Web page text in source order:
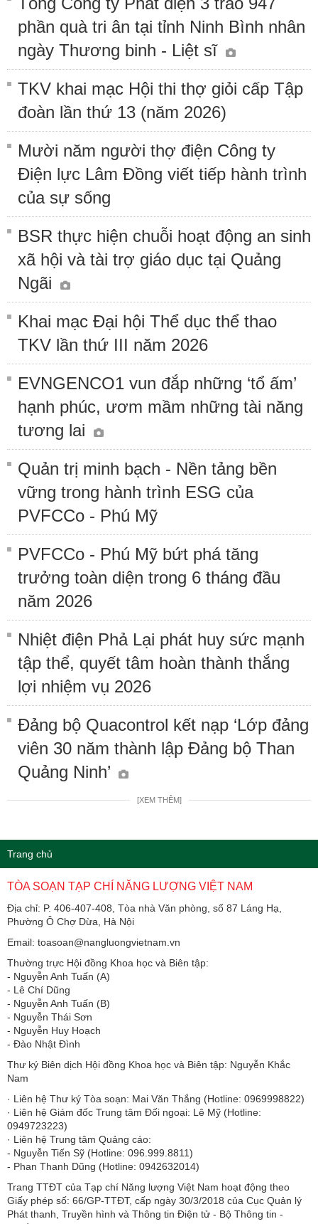
phần quà tri ân tại tỉnh Ninh Bình nhân
ngày Thương binh - Liệt sĩ
TKV khai mạc Hội thi thợ giỏi cấp Tập
đoàn lần thứ 13 (năm 2026)
Mười năm người thợ điện Công ty
Điện lực Lâm Đồng viết tiếp hành trình
của sự sống
BSR thực hiện chuỗi hoạt động an sinh
xã hội và tài trợ giáo dục tại Quảng
Ngãi
Khai mạc Đại hội Thể dục thể thao
TKV lần thứ III năm 2026
EVNGENCO1 vun đắp những ‘tổ ấm’
hạnh phúc, ươm mầm những tài năng
tương lai
Quản trị minh bạch - Nền tảng bền
vững trong hành trình ESG của
PVFCCo - Phú Mỹ
PVFCCo - Phú Mỹ bứt phá tăng
trưởng toàn diện trong 6 tháng đầu
năm 2026
Nhiệt điện Phả Lại phát huy sức mạnh
tập thể, quyết tâm hoàn thành thắng
lợi nhiệm vụ 2026
Đảng bộ Quacontrol kết nạp ‘Lớp đảng
viên 30 năm thành lập Đảng bộ Than
Quảng Ninh’
[XEM THÊM]
Trang chủ
TÒA SOẠN TẠP CHÍ NĂNG LƯỢNG VIỆT NAM
Địa chỉ: P. 406-407-408, Tòa nhà Văn phòng, số 87 Láng Hạ,
Phường Ô Chợ Dừa, Hà Nội
Email: toasoan@nangluongvietnam.vn
Thường trực Hội đồng Khoa học và Biên tập:
​​​​​​- Nguyễn Anh Tuấn (A)
- Lê Chí Dũng
- Nguyễn Anh Tuấn (B)
- Nguyễn Thái Sơn
- Nguyễn Huy Hoạch
- Đào Nhật Đình
Thư ký Biên dịch Hội đồng Khoa học và Biên tập: Nguyễn Khắc
Nam
· Liên hệ Thư ký Tòa soạn: Mai Văn Thắng (Hotline: 0969998822)
· Liên hệ Giám đốc Trung tâm Đối ngoại: Lê Mỹ (Hotline:
0949723223)
· Liên hệ Trung tâm Quảng cáo:
- Nguyễn Tiến Sỹ (Hotline: 096.999.8811)
- Phan Thanh Dũng (Hotline: 0942632014)
Trang TTĐT của Tạp chí Năng lượng Việt Nam hoạt động theo
Giấy phép số: 66/GP-TTĐT, cấp ngày 30/3/2018 của Cục Quản lý
Phát thanh, Truyền hình và Thông tin Điện tử - Bộ Thông tin -